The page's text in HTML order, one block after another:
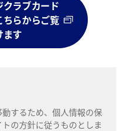
ラブカード
ちらからご覧
ます
するため、個人情報の保
の方針に従うものとしま